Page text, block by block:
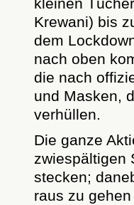
Krewani) bis
dem
nach oben
die nach
und Masken,
verhüllen.
Die ganze
zwiespältigen
stecken;
raus zu